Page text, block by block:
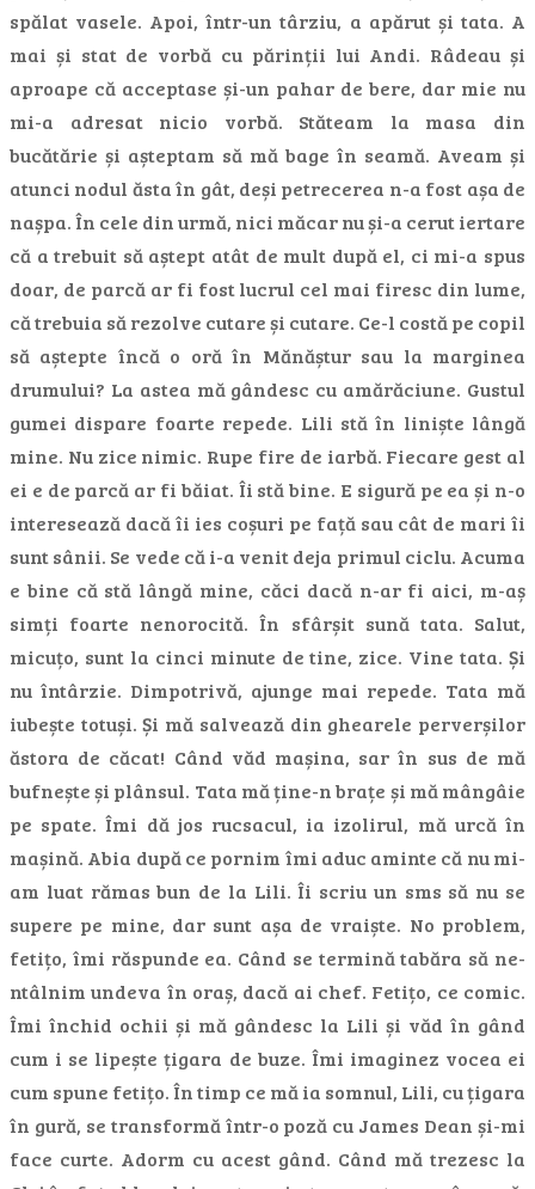
spălat vasele. Apoi, într-un târziu, a apărut și tata. A
mai și stat de vorbă cu părinții lui Andi. Râdeau și
aproape că acceptase și-un pahar de bere, dar mie nu
mi-a adresat nicio vorbă. Stăteam la masa din
bucătărie și așteptam să mă bage în seamă. Aveam și
atunci nodul ăsta în gât, deși petrecerea n-a fost așa de
nașpa. În cele din urmă, nici măcar nu și-a cerut iertare
că a trebuit să aștept atât de mult după el, ci mi-a spus
doar, de parcă ar fi fost lucrul cel mai firesc din lume,
că trebuia să rezolve cutare și cutare. Ce-l costă pe copil
să aștepte încă o oră în Mănăștur sau la marginea
drumului? La astea mă gândesc cu amărăciune. Gustul
gumei dispare foarte repede. Lili stă în liniște lângă
mine. Nu zice nimic. Rupe fire de iarbă. Fiecare gest al
ei e de parcă ar fi băiat. Îi stă bine. E sigură pe ea și n-o
interesează dacă îi ies coșuri pe față sau cât de mari îi
sunt sânii. Se vede că i-a venit deja primul ciclu. Acuma
e bine că stă lângă mine, căci dacă n-ar fi aici, m-aș
simți foarte nenorocită. În sfârșit sună tata. Salut,
micuțo, sunt la cinci minute de tine, zice. Vine tata. Și
nu întârzie. Dimpotrivă, ajunge mai repede. Tata mă
iubește totuși. Și mă salvează din ghearele perverșilor
ăstora de căcat! Când văd mașina, sar în sus de mă
bufnește și plânsul. Tata mă ține-n brațe și mă mângâie
pe spate. Îmi dă jos rucsacul, ia izolirul, mă urcă în
mașină. Abia după ce pornim îmi aduc aminte că nu mi-
am luat rămas bun de la Lili. Îi scriu un sms să nu se
supere pe mine, dar sunt așa de vraiște. No problem,
fetițo, îmi răspunde ea. Când se termină tabăra să ne-
ntâlnim undeva în oraș, dacă ai chef. Fetițo, ce comic.
Îmi închid ochii și mă gândesc la Lili și văd în gând
cum i se lipește țigara de buze. Îmi imaginez vocea ei
cum spune fetițo. În timp ce mă ia somnul, Lili, cu țigara
în gură, se transformă într-o poză cu James Dean și-mi
face curte. Adorm cu acest gând. Când mă trezesc la